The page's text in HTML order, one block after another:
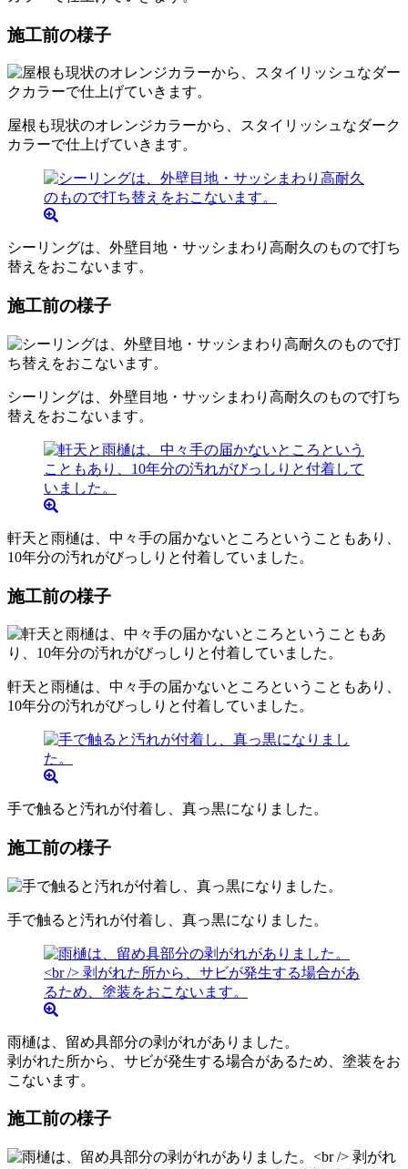
施工前の様子
屋根も現状のオレンジカラーから、スタイリッシュなダーク
カラーで仕上げていきます。
シーリングは、外壁目地・サッシまわり高耐久のもので打ち
替えをおこないます。
施工前の様子
シーリングは、外壁目地・サッシまわり高耐久のもので打ち
替えをおこないます。
軒天と雨樋は、中々手の届かないところということもあり、
10年分の汚れがびっしりと付着していました。
施工前の様子
軒天と雨樋は、中々手の届かないところということもあり、
10年分の汚れがびっしりと付着していました。
手で触ると汚れが付着し、真っ黒になりました。
施工前の様子
手で触ると汚れが付着し、真っ黒になりました。
雨樋は、留め具部分の剥がれがありました。
剥がれた所から、サビが発生する場合があるため、塗装をお
こないます。
施工前の様子